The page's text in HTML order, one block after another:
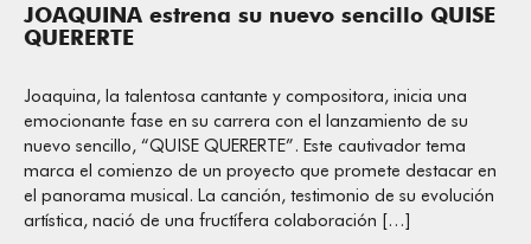
JOAQUINA estrena su nuevo sencillo QUISE
QUERERTE
Joaquina, la talentosa cantante y compositora, inicia una
emocionante fase en su carrera con el lanzamiento de su
nuevo sencillo, “QUISE QUERERTE”. Este cautivador tema
marca el comienzo de un proyecto que promete destacar en
el panorama musical. La canción, testimonio de su evolución
artística, nació de una fructífera colaboración […]